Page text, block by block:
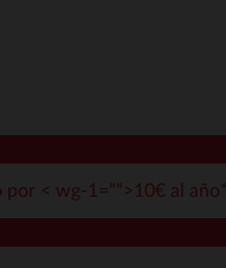
< wg-1="">10€ al año*